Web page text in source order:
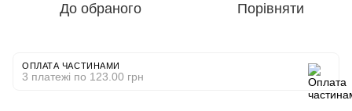
До обраного Порівняти
ОПЛАТА ЧАСТИНАМИ
3 платежі по 123.00 грн